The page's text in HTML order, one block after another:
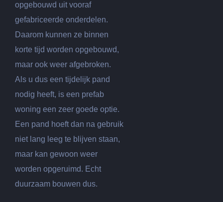
opgebouwd uit vooraf
gefabriceerde onderdelen.
Daarom kunnen ze binnen
korte tijd worden opgebouwd,
maar ook weer afgebroken.
Als u dus een tijdelijk pand
nodig heeft, is een prefab
woning een zeer goede optie.
Een pand hoeft dan na gebruik
niet lang leeg te blijven staan,
maar kan gewoon weer
worden opgeruimd. Echt
duurzaam bouwen dus.